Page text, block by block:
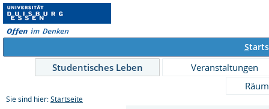
S
Studentisches Leben
Veranstaltungen
Sie sind hier: Startseite